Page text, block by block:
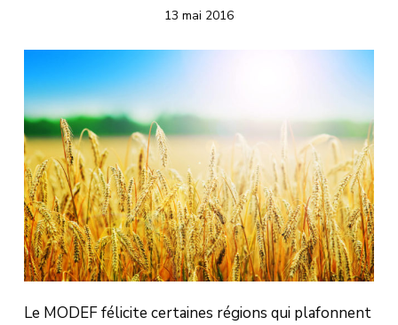
13 mai 2016
Le MODEF félicite certaines régions qui plafonnent